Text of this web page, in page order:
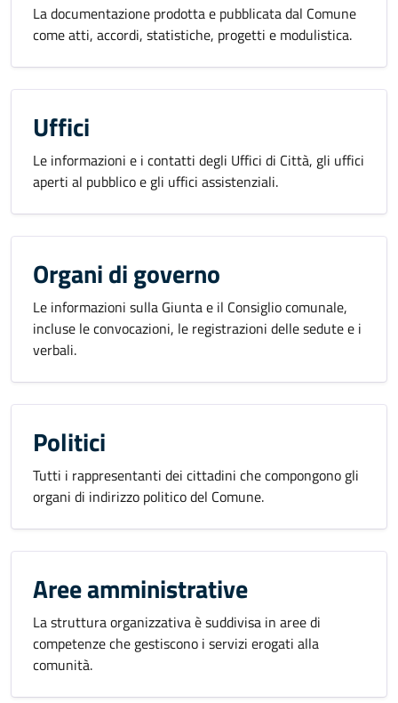
La documentazione prodotta e pubblicata dal Comune
come atti, accordi, statistiche, progetti e modulistica.
Uffici
Le informazioni e i contatti degli Uffici di Città, gli uffici
aperti al pubblico e gli uffici assistenziali.
Organi di governo
Le informazioni sulla Giunta e il Consiglio comunale,
incluse le convocazioni, le registrazioni delle sedute e i
verbali.
Politici
Tutti i rappresentanti dei cittadini che compongono gli
organi di indirizzo politico del Comune.
Aree amministrative
La struttura organizzativa è suddivisa in aree di
competenze che gestiscono i servizi erogati alla
comunità.